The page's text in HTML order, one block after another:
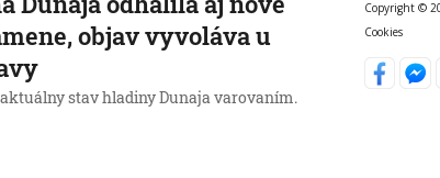
objav vyvoláva u
stav hladiny Dunaja varovaním.
Copyright ©
Cookies